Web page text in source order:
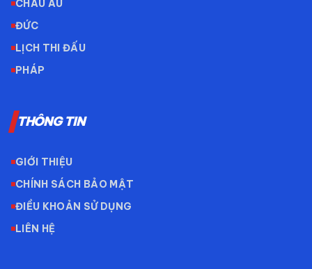
CHÂU ÂU
ĐỨC
LỊCH THI ĐẤU
PHÁP
THÔNG TIN
GIỚI THIỆU
CHÍNH SÁCH BẢO MẬT
ĐIỀU KHOẢN SỬ DỤNG
LIÊN HỆ